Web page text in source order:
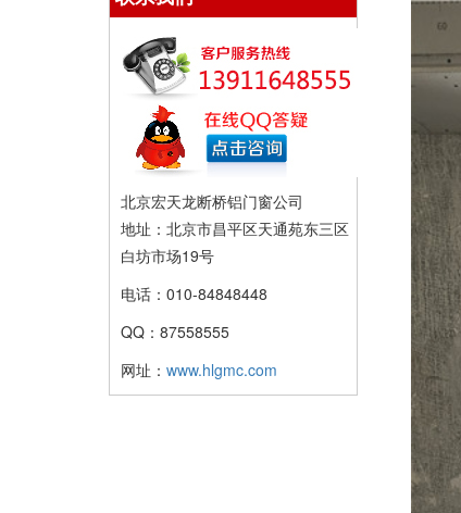
北京宏天龙断桥铝门窗公司
地址：北京市昌平区天通苑东三区
白坊市场19号
电话：010-84848448
QQ：87558555
网址：www.hlgmc.com